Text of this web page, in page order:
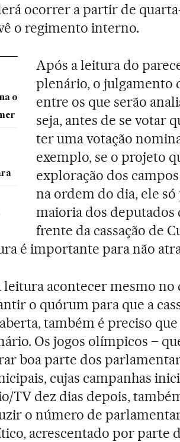
ocorrer a partir de
o regimento interno.
o
Após a leitura do
plenário, o julgamento
entre os que serão
seja, antes de se votar
ter uma votação
exemplo, se o projeto
exploração dos
na ordem do dia, ele
maioria dos deputados
frente da cassação de
é importante para não
leitura acontecer mesmo
o quórum para que a
também é preciso
Os jogos olímpicos –
boa parte dos
cujas campanhas
TV dez dias depois,
o número de
acrescentado por parte